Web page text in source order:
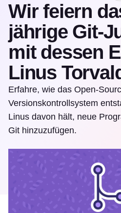
Wir feiern
jährige Git-
mit dessen
Linus
Erfahre, wie das Open-
Versionskontrollsystem
Linus davon hält, neue
Git hinzuzufügen.